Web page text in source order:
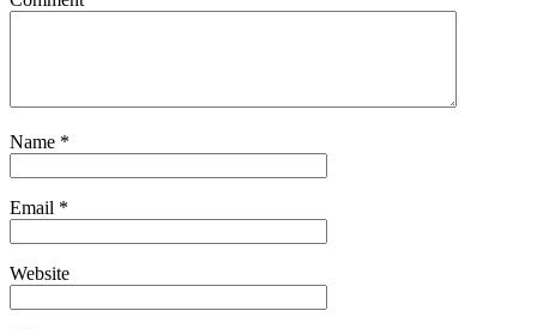
Name *
Email *
Website